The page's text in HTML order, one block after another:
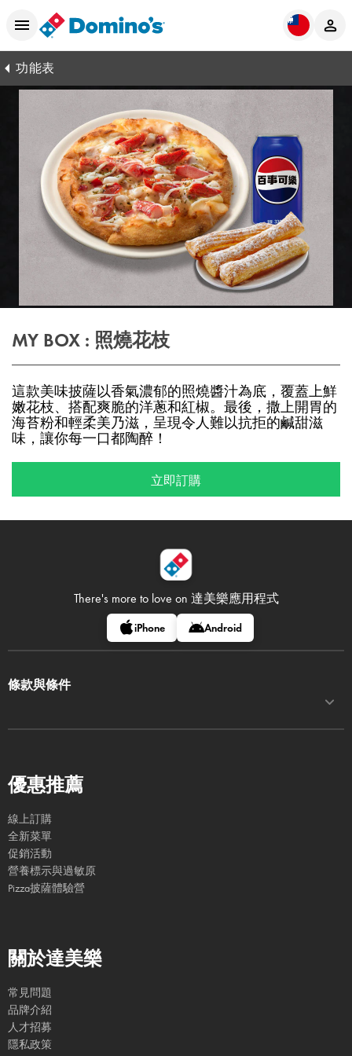
功能表
MY BOX : 照燒花枝
這款美味披薩以香氣濃郁的照燒醬汁為底，覆蓋上鮮
嫩花枝、搭配爽脆的洋蔥和紅椒。最後，撒上開胃的
海苔粉和輕柔美乃滋，呈現令人難以抗拒的鹹甜滋
味，讓你每一口都陶醉！
立即訂購
There's more to love on 達美樂應用程式
iPhone Android
條款與條件
優惠推薦
線上訂購
全新菜單
促銷活動
營養標示與過敏原
Pizza披薩體驗營
關於達美樂
常見問題
品牌介紹
人才招募
隱私政策